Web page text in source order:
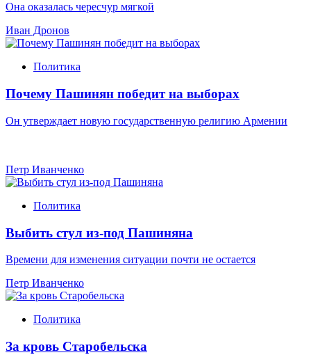
Она оказалась чересчур мягкой
Иван Дронов
Политика
Почему Пашинян победит на выборах
Он утверждает новую государственную религию Армении
Петр Иванченко
Политика
Выбить стул из-под Пашиняна
Времени для изменения ситуации почти не остается
Петр Иванченко
Политика
За кровь Старобельска